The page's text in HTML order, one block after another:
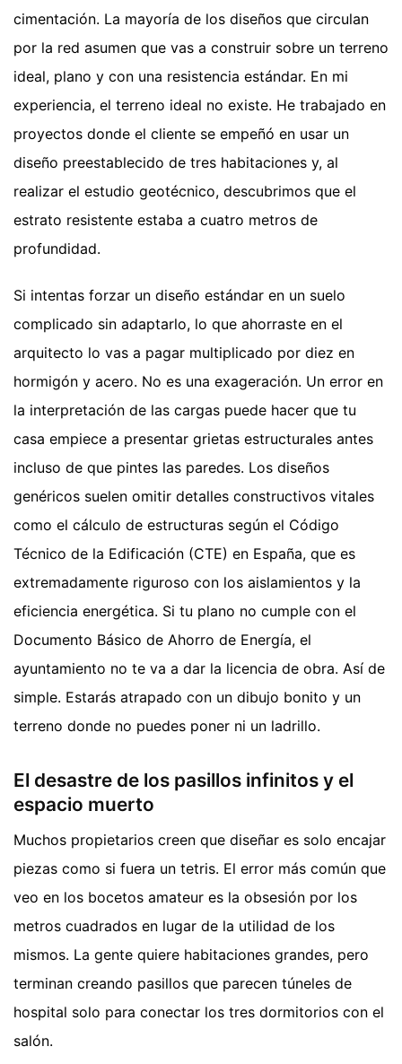
cimentación. La mayoría de los diseños que circulan
por la red asumen que vas a construir sobre un terreno
ideal, plano y con una resistencia estándar. En mi
experiencia, el terreno ideal no existe. He trabajado en
proyectos donde el cliente se empeñó en usar un
diseño preestablecido de tres habitaciones y, al
realizar el estudio geotécnico, descubrimos que el
estrato resistente estaba a cuatro metros de
profundidad.
Si intentas forzar un diseño estándar en un suelo
complicado sin adaptarlo, lo que ahorraste en el
arquitecto lo vas a pagar multiplicado por diez en
hormigón y acero. No es una exageración. Un error en
la interpretación de las cargas puede hacer que tu
casa empiece a presentar grietas estructurales antes
incluso de que pintes las paredes. Los diseños
genéricos suelen omitir detalles constructivos vitales
como el cálculo de estructuras según el Código
Técnico de la Edificación (CTE) en España, que es
extremadamente riguroso con los aislamientos y la
eficiencia energética. Si tu plano no cumple con el
Documento Básico de Ahorro de Energía, el
ayuntamiento no te va a dar la licencia de obra. Así de
simple. Estarás atrapado con un dibujo bonito y un
terreno donde no puedes poner ni un ladrillo.
El desastre de los pasillos infinitos y el
espacio muerto
Muchos propietarios creen que diseñar es solo encajar
piezas como si fuera un tetris. El error más común que
veo en los bocetos amateur es la obsesión por los
metros cuadrados en lugar de la utilidad de los
mismos. La gente quiere habitaciones grandes, pero
terminan creando pasillos que parecen túneles de
hospital solo para conectar los tres dormitorios con el
salón.